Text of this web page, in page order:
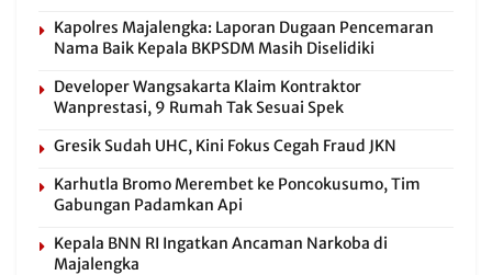
Kapolres Majalengka: Laporan Dugaan Pencemaran
Nama Baik Kepala BKPSDM Masih Diselidiki
Developer Wangsakarta Klaim Kontraktor
Wanprestasi, 9 Rumah Tak Sesuai Spek
Gresik Sudah UHC, Kini Fokus Cegah Fraud JKN
Karhutla Bromo Merembet ke Poncokusumo, Tim
Gabungan Padamkan Api
Kepala BNN RI Ingatkan Ancaman Narkoba di
Majalengka